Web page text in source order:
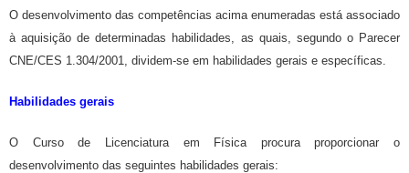
O desenvolvimento das competências acima enumeradas está associado
à aquisição de determinadas habilidades, as quais, segundo o Parecer
CNE/CES 1.304/2001, dividem-se em habilidades gerais e específicas.
Habilidades gerais
O Curso de Licenciatura em Física procura proporcionar o
desenvolvimento das seguintes habilidades gerais: